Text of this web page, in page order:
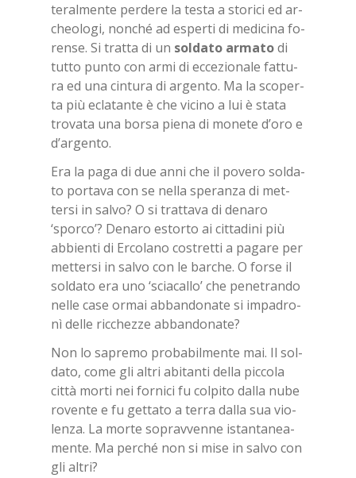
te­ral­men­te per­de­re la te­sta a sto­ri­ci ed ar­
cheo­lo­gi, non­ché ad esper­ti di me­di­ci­na fo­
ren­se. Si trat­ta di un sol­da­to ar­ma­todi
tut­to pun­to con armi di ec­ce­zio­na­le fat­tu­
ra ed una cin­tu­ra di ar­gen­to. Ma la sco­per­
ta più ecla­tan­te è che vi­ci­no a lui è sta­ta
tro­va­ta una bor­sa pie­na di mo­ne­te d’o­ro e
d’ar­gen­to.
Era la paga di due anni che il po­ve­ro sol­da­
to por­ta­va con se nel­la spe­ran­za di met­
ter­si in sal­vo? O si trat­ta­va di de­na­ro
‘spor­co’? De­na­ro estor­to ai cit­ta­di­ni più
ab­bien­ti di Er­co­la­no co­stret­ti a pa­ga­re per
met­ter­si in sal­vo con le bar­che. O for­se il
sol­da­to era uno ‘scia­cal­lo’ che pe­ne­tran­do
nel­le case or­mai ab­ban­do­na­te si im­pa­dro­
nì del­le ric­chez­ze ab­ban­do­na­te?
Non lo sa­pre­mo pro­ba­bil­men­te mai. Il sol­
da­to, come gli al­tri abi­tan­ti del­la pic­co­la
cit­tà mor­ti nei for­ni­ci fu col­pi­to dal­la nube
ro­ven­te e fu get­ta­to a ter­ra dal­la sua vio­
len­za. La mor­te so­prav­ven­ne istan­ta­nea­
men­te. Ma per­ché non si mise in sal­vo con
gli al­tri?